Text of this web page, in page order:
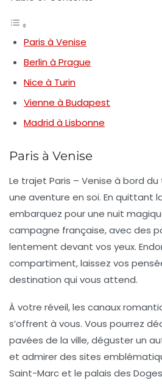
Paris à Venise
Berlin à Prague
Nice à Turin
Vienne à Budapest
Madrid à Lisbonne
Paris à Venise
Le trajet Paris – Venise à bord du
une aventure en soi. En quittant
embarquez pour une nuit
campagne française, avec des
lentement devant vos yeux.
compartiment, laissez vos
destination qui vous attend.
À votre réveil, les canaux
s’offrent à vous. Vous pourrez
pavées de la ville, déguster un
et admirer des sites
Saint-Marcet le palais des Doges